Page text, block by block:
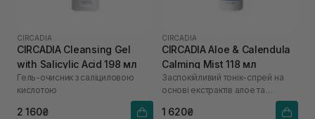
CIRCADIA
CIRCADIA Cleansing Gel
with Salicylic Acid 198 мл
Гель-очисник з саліциловою
кислотою
2 160₴
CIRCADIA
CIRCADIA Aloe & Calendula
Calming Mist 118 мл
Заспокійливий тонік-спрей на
основі екстрактів алое та
1 620₴